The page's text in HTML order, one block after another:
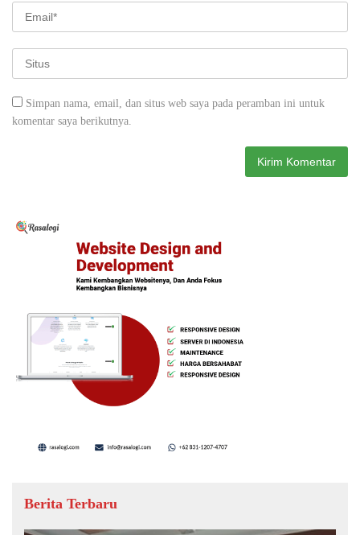
Simpan nama, email, dan situs web saya pada peramban ini untuk
komentar saya berikutnya.
Berita Terbaru